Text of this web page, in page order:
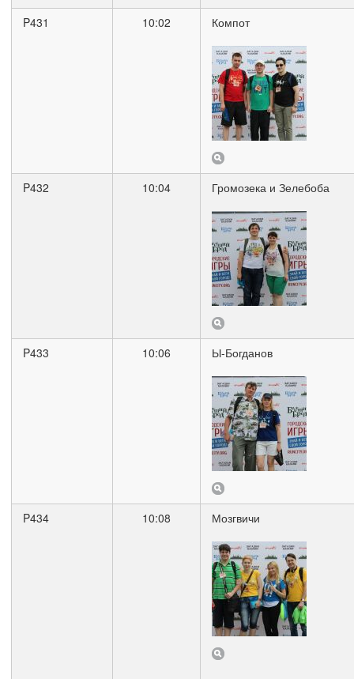
P431 10:02 Компот
P432 10:04 Громозека и Зелебоба
P433 10:06 Ы-Богданов
P434 10:08 Мозгвичи